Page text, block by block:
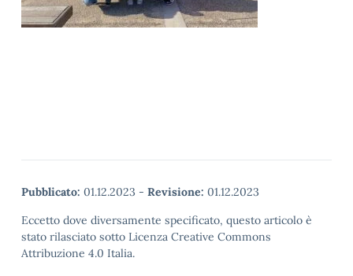
Pubblicato: 01.12.2023 - Revisione: 01.12.2023
Eccetto dove diversamente specificato, questo articolo è
stato rilasciato sotto Licenza Creative Commons
Attribuzione 4.0 Italia.